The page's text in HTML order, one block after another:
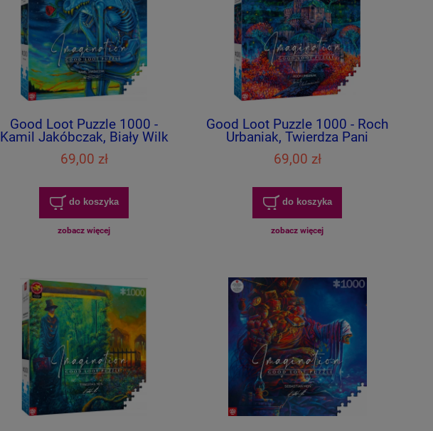
Good Loot Puzzle 1000 -
Kamil Jakóbczak, Biały Wilk
69,00 zł
do koszyka
zobacz więcej
Good Loot Puzzle 1000 - Roch
Urbaniak, Twierdza Pani
Kruków
69,00 zł
do koszyka
zobacz więcej